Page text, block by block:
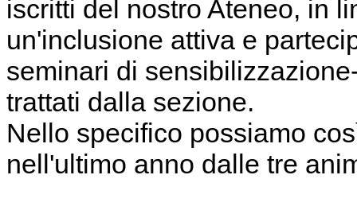
iscritti del nostro Ateneo, in
un'inclusione attiva e
seminari di
trattati dalla sezione.
Nello specifico possiamo
nell'ultimo anno dalle tre